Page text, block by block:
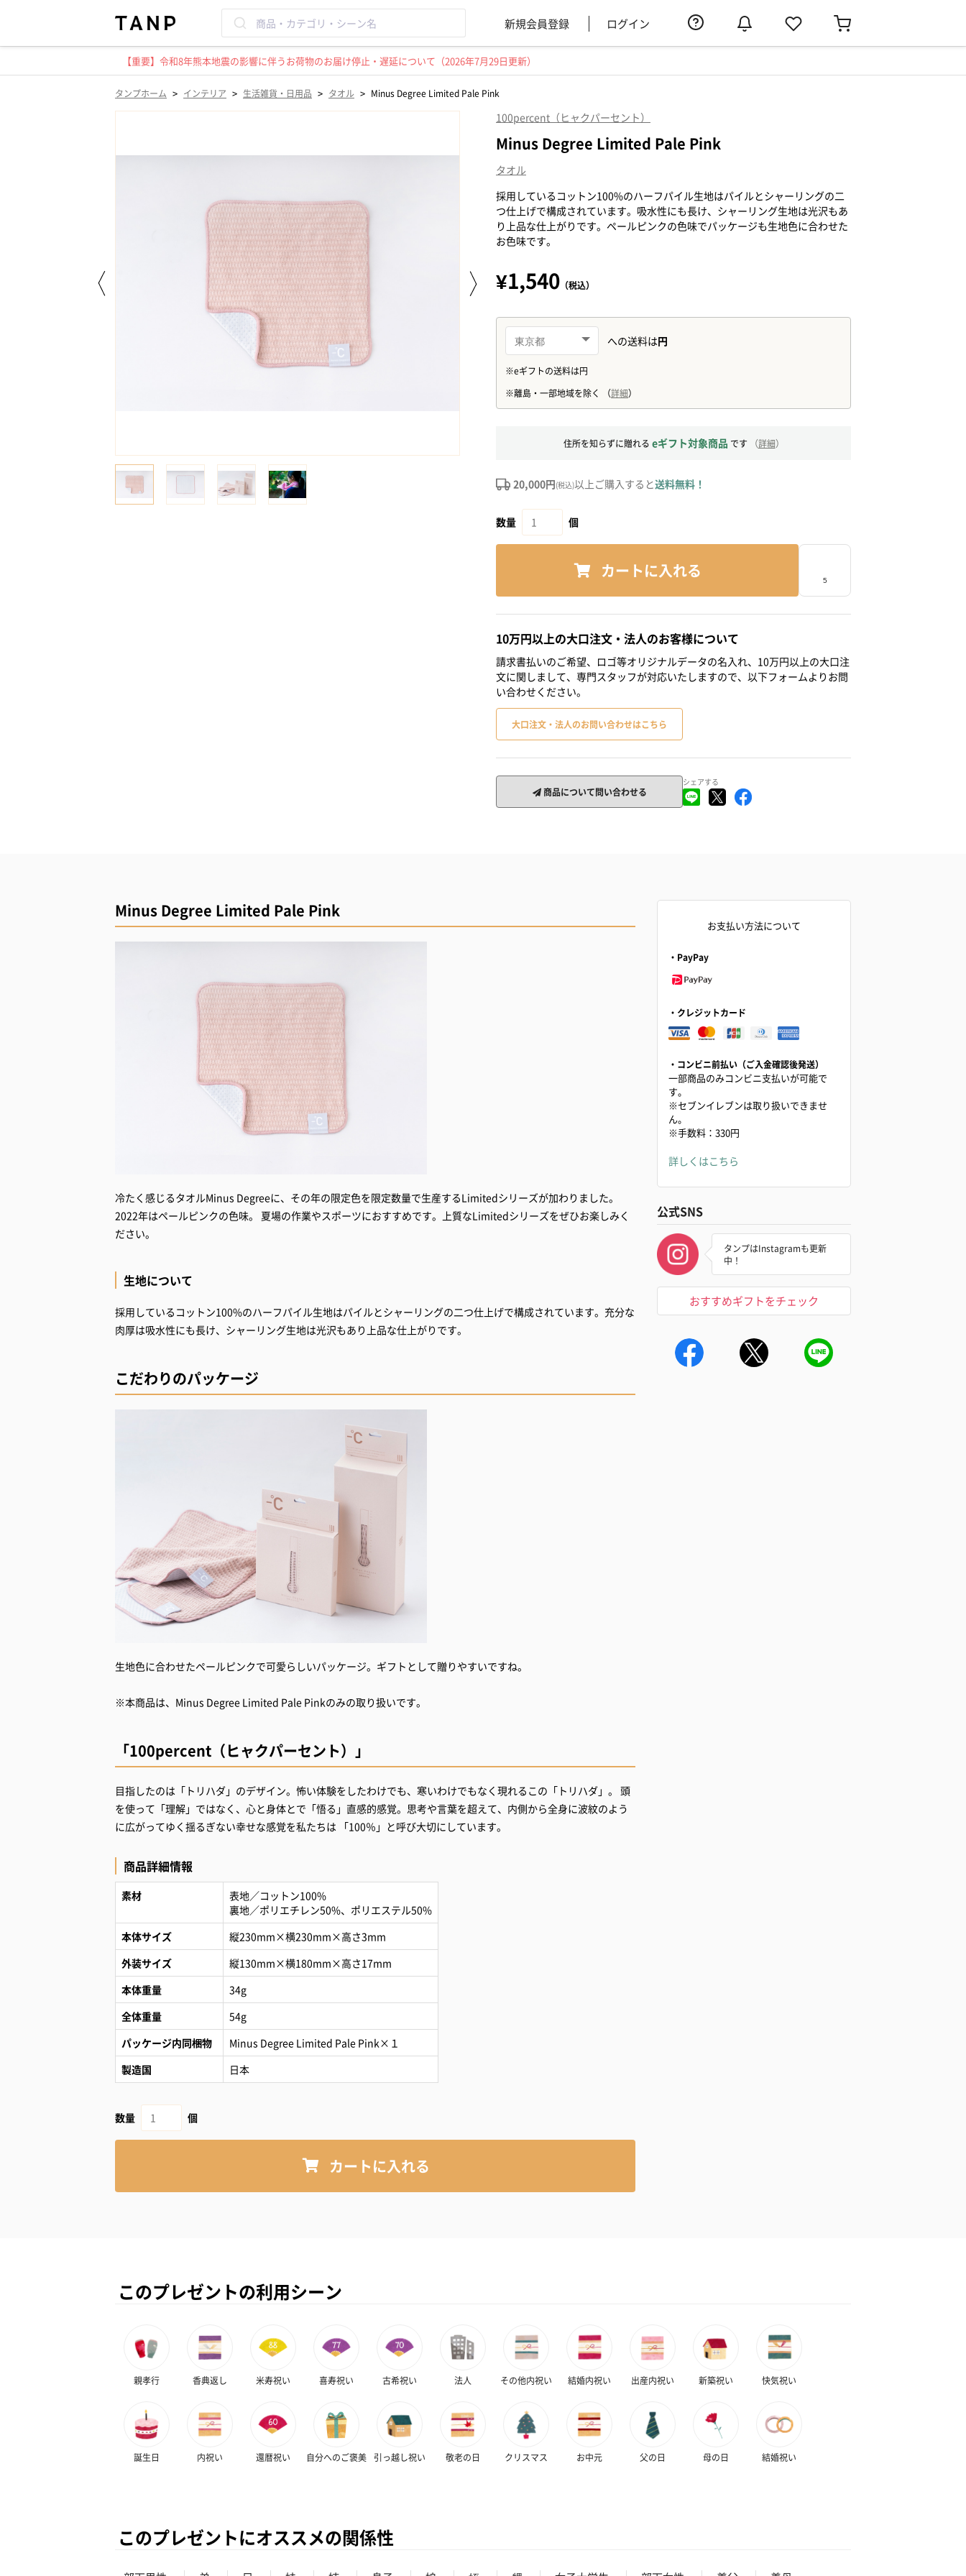
新規会員登録 ログイン
【重要】令和8年熊本地震の影響に伴うお荷物のお届け停止・遅延について（2026年7月29日更新）
タンプホーム > インテリア > 生活雑貨・日用品 > タオル > Minus Degree Limited Pale Pink
100percent（ヒャクパーセント）
Minus Degree Limited Pale Pink
タオル
採用しているコットン100%のハーフパイル生地はパイルとシャーリングの二
つ仕上げで構成されています。吸水性にも長け、シャーリング生地は光沢もあ
り上品な仕上がりです。ペールピンクの色味でパッケージも生地色に合わせた
お色味です。
¥1,540 （税込）
住所を知らずに贈れる eギフト対象商品 です （詳細）
20,000円(税込)以上ご購入すると送料無料！
数量 個
カートに入れる
10万円以上の大口注文・法人のお客様について
請求書払いのご希望、ロゴ等オリジナルデータの名入れ、10万円以上の大口注
文に関しまして、専門スタッフが対応いたしますので、以下フォームよりお問
い合わせください。
大口注文・法人のお問い合わせはこちら
商品について問い合わせる
シェアする
Minus Degree Limited Pale Pink
冷たく感じるタオルMinus Degreeに、その年の限定色を限定数量で生産するLimitedシリーズが加わりました。
2022年はペールピンクの色味。 夏場の作業やスポーツにおすすめです。上質なLimitedシリーズをぜひお楽しみく
ださい。
生地について
採用しているコットン100%のハーフパイル生地はパイルとシャーリングの二つ仕上げで構成されています。充分な
肉厚は吸水性にも長け、シャーリング生地は光沢もあり上品な仕上がりです。
こだわりのパッケージ
生地色に合わせたペールピンクで可愛らしいパッケージ。ギフトとして贈りやすいですね。
※本商品は、Minus Degree Limited Pale Pinkのみの取り扱いです。
「100percent（ヒャクパーセント）」
目指したのは「トリハダ」のデザイン。怖い体験をしたわけでも、寒いわけでもなく現れるこの「トリハダ」。 頭
を使って「理解」ではなく、心と身体とで「悟る」直感的感覚。思考や言葉を超えて、内側から全身に波紋のよう
に広がってゆく揺るぎない幸せな感覚を私たちは 「100％」と呼び大切にしています。
商品詳細情報
素材
表地／コットン100%
裏地／ポリエチレン50%、ポリエステル50%
本体サイズ
縦230mm×横230mm×高さ3mm
外装サイズ
縦130mm×横180mm×高さ17mm
本体重量
34g
全体重量
54g
パッケージ内同梱物
Minus Degree Limited Pale Pink×１
製造国
日本
数量 個
カートに入れる
お支払い方法について
・PayPay
・クレジットカード
・コンビニ前払い（ご入金確認後発送）
一部商品のみコンビニ支払いが可能で
す。
※セブンイレブンは取り扱いできませ
ん。
※手数料：330円
詳しくはこちら
公式SNS
タンプはInstagramも更新
中！
おすすめギフトをチェック
このプレゼントの利用シーン
親孝行 香典返し 米寿祝い 喜寿祝い 古希祝い 法人 その他内祝い 結婚内祝い 出産内祝い 新築祝い 快気祝い
誕生日 内祝い 還暦祝い 自分へのご褒美 引っ越し祝い 敬老の日 クリスマス お中元 父の日 母の日 結婚祝い
このプレゼントにオススメの関係性